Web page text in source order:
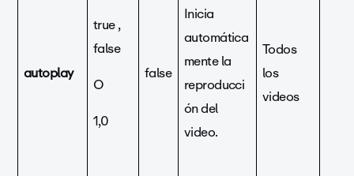
autoplay
true ,
false
O
1,0
false
Inicia
automática
mente la
reproducci
ón del
video.
Todos
los
videos